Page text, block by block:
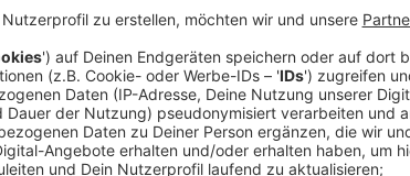
Aus diesem Anlass hat die Aachener Polizei eine
Thema Internetkriminalität beraten lassen kann.
Heutzutage kommen Jugendliche schon sehr früh
hat Norbert Janssen von der Kriminalprävention der